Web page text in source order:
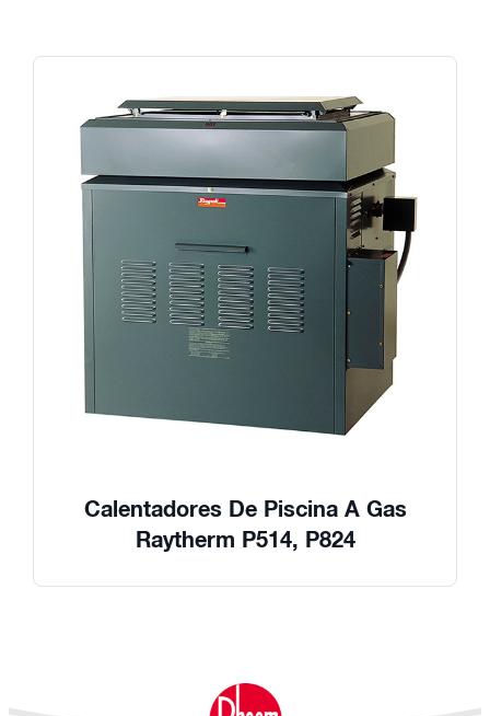
Calentadores De Piscina A Gas
Raytherm P514, P824